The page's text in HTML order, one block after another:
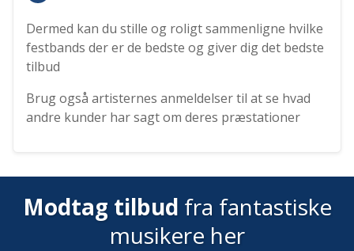
Dermed kan du stille og roligt sammenligne hvilke
festbands der er de bedste og giver dig det bedste
tilbud
Brug også artisternes anmeldelser til at se hvad
andre kunder har sagt om deres præstationer
Modtag tilbud fra fantastiske
musikere her